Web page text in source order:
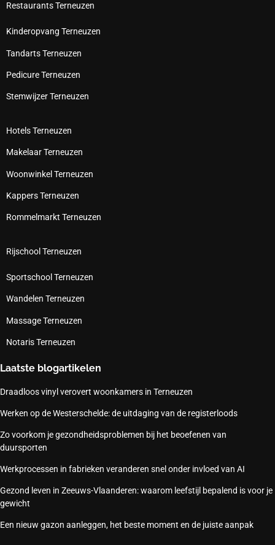
Restaurants Terneuzen
Kinderopvang Terneuzen
Tandarts Terneuzen
Pedicure Terneuzen
Stemwijzer Terneuzen
Hotels Terneuzen
Makelaar Terneuzen
Woonwinkel Terneuzen
Kappers Terneuzen
Rommelmarkt Terneuzen
Rijschool Terneuzen
Sportschool Terneuzen
Wandelen Terneuzen
Massage Terneuzen
Notaris Terneuzen
Laatste blogartikelen
Draadloos vinyl verovert woonkamers in Terneuzen
Werken op de Westerschelde: de uitdaging van de registerloods
Zo voorkom je gezondheidsproblemen bij het beoefenen van
duursporten
Werkprocessen in fabrieken veranderen snel onder invloed van AI
Gezond leven in Zeeuws-Vlaanderen: waarom leefstijl bepalend is voor je
gewicht
Een nieuw gazon aanleggen, het beste moment en de juiste aanpak